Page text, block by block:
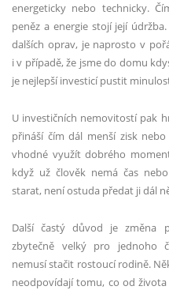
energeticky nebo technicky.
peněz a energie stojí její
dalších oprav, je naprosto v
i v případě, že jsme do domu
je nejlepší investicí pustit
U investičních nemovitostí pak
přináší čím dál menší zisk
vhodné využít dobrého
když už člověk nemá čas
starat, není ostuda předat ji dál
Další častý důvod je změna
zbytečně velký pro jednoho
nemusí stačit rostoucí rodině.
neodpovídají tomu, co od